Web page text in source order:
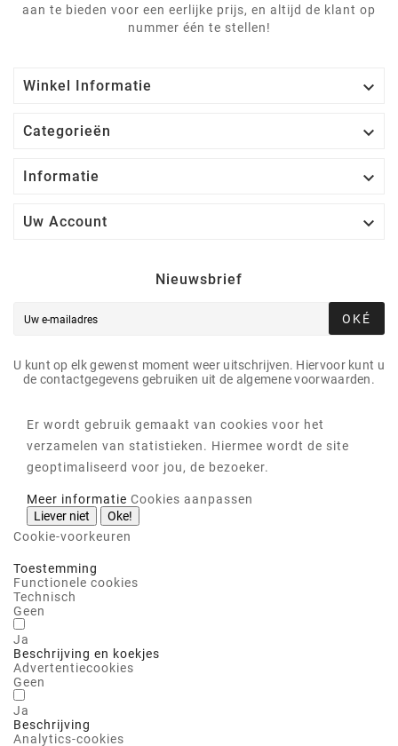
aan te bieden voor een eerlijke prijs, en altijd de klant op
nummer één te stellen!
Winkel Informatie 
Categorieën 
Informatie 
Uw Account 
Nieuwsbrief
OKÉ
U kunt op elk gewenst moment weer uitschrijven. Hiervoor kunt u
de contactgegevens gebruiken uit de algemene voorwaarden.
Er wordt gebruik gemaakt van cookies voor het
verzamelen van statistieken. Hiermee wordt de site
geoptimaliseerd voor jou, de bezoeker.
Meer informatie Cookies aanpassen
Liever niet
Oke!
Cookie-voorkeuren
Toestemming
Functionele cookies
Technisch
Geen
Ja
Beschrijving en koekjes
Advertentiecookies
Geen
Ja
Beschrijving
Analytics-cookies